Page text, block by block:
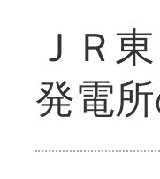
ＪＲ
発電